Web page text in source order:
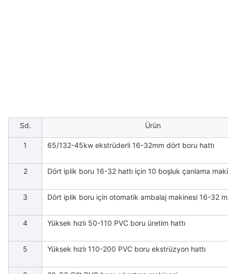
Sd. Ürün
1 65/132-45kw ekstrüderli 16-32mm dört boru hattı
2 Dört iplik boru 16-32 hattı için 10 boşluk çanlama
3 Dört iplik boru için otomatik ambalaj makinesi 16-32
4 Yüksek hızlı 50-110 PVC boru üretim hattı
5 Yüksek hızlı 110-200 PVC boru ekstrüzyon hattı